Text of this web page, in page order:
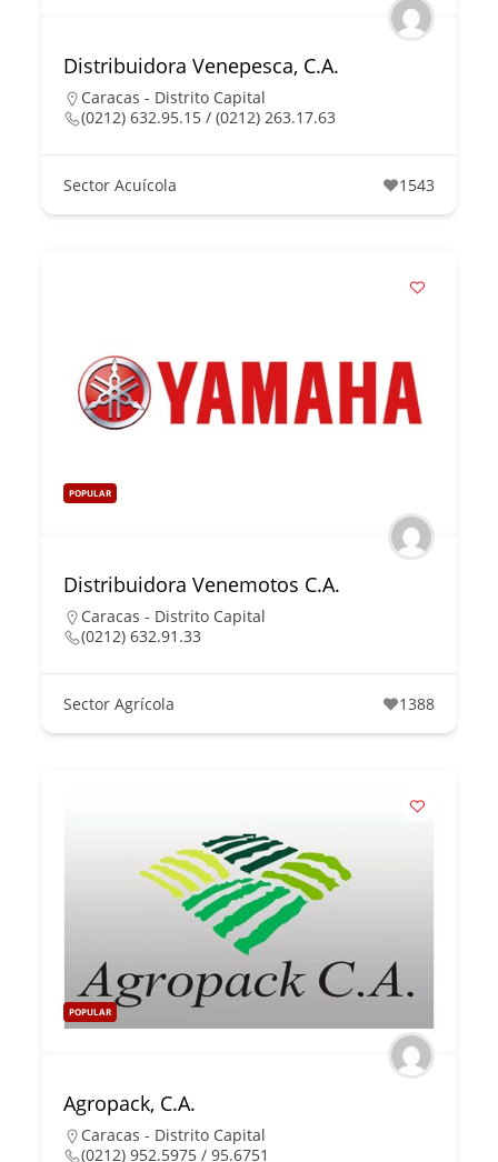
Distribuidora Venepesca, C.A.
Caracas - Distrito Capital
(0212) 632.95.15 / (0212) 263.17.63
Sector Acuícola 1543
POPULAR
Distribuidora Venemotos C.A.
Caracas - Distrito Capital
(0212) 632.91.33
Sector Agrícola 1388
POPULAR
Agropack, C.A.
Caracas - Distrito Capital
(0212) 952.5975 / 95.6751